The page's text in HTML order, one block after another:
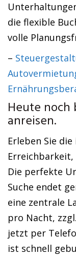
die flexible
volle
–
Heute
anreisen.
Erleben Sie
Die perfekte
Suche endet
eine zentrale
pro Nacht,
jetzt per
ist schnell